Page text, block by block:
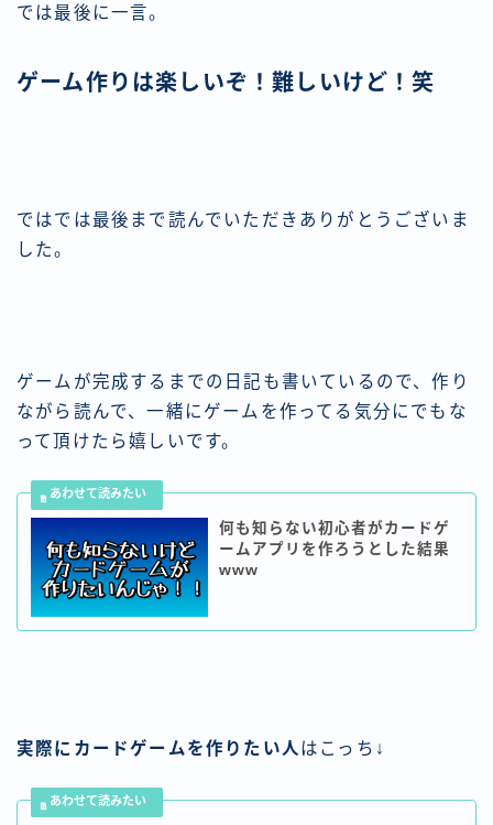
では最後に一言。
ゲーム作りは楽しいぞ！難しいけど！笑
ではでは最後まで読んでいただきありがとうございま
した。
ゲームが完成するまでの日記も書いているので、作り
ながら読んで、一緒にゲームを作ってる気分にでもな
って頂けたら嬉しいです。
何も知らない初心者がカードゲ
ームアプリを作ろうとした結果
www
実際にカードゲームを作りたい人 はこっち↓